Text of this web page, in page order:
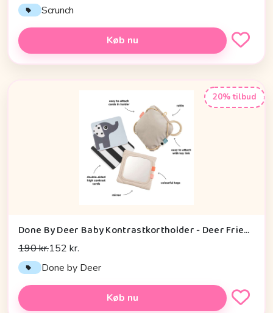
Scrunch
Køb nu
20% tilbud
Done By Deer Baby Kontrastkortholder - Deer Friends - Sand
190 kr.152 kr.
Done by Deer
Køb nu